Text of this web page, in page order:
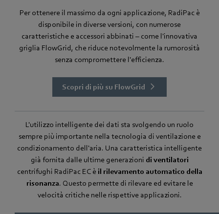
Per ottenere il massimo da ogni applicazione, RadiPac è
disponibile in diverse versioni, con numerose
caratteristiche e accessori abbinati – come l'innovativa
griglia FlowGrid, che riduce notevolmente la rumorosità
senza compromettere l'efficienza.
Scopri di più su FlowGrid
L'utilizzo intelligente dei dati sta svolgendo un ruolo
sempre più importante nella tecnologia di ventilazione e
condizionamento dell'aria. Una caratteristica intelligente
già fornita dalle ultime generazioni di ventilatori
centrifughi RadiPac EC è il rilevamento automatico della
risonanza. Questo permette di rilevare ed evitare le
velocità critiche nelle rispettive applicazioni.